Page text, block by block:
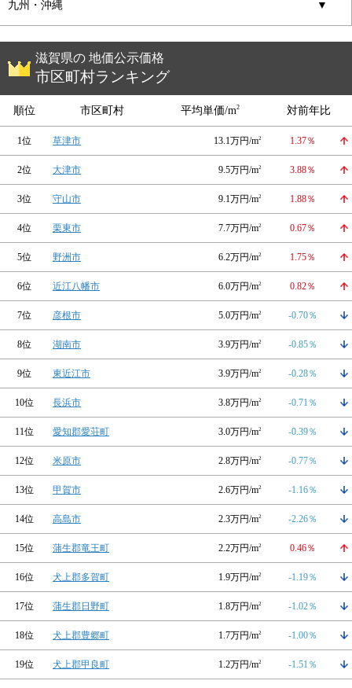
九州・沖縄 ▼
滋賀県の 地価公示価格
市区町村ランキング
順位 市区町村 平均単価/m2 対前年比
1位 草津市 13.1万円/m2 1.37％
2位 大津市 9.5万円/m2 3.88％
3位 守山市 9.1万円/m2 1.88％
4位 栗東市 7.7万円/m2 0.67％
5位 野洲市 6.2万円/m2 1.75％
6位 近江八幡市 6.0万円/m2 0.82％
7位 彦根市 5.0万円/m2 -0.70％
8位 湖南市 3.9万円/m2 -0.85％
9位 東近江市 3.9万円/m2 -0.28％
10位 長浜市 3.8万円/m2 -0.71％
11位 愛知郡愛荘町 3.0万円/m2 -0.39％
12位 米原市 2.8万円/m2 -0.77％
13位 甲賀市 2.6万円/m2 -1.16％
14位 高島市 2.3万円/m2 -2.26％
15位 蒲生郡竜王町 2.2万円/m2 0.46％
16位 犬上郡多賀町 1.9万円/m2 -1.19％
17位 蒲生郡日野町 1.8万円/m2 -1.02％
18位 犬上郡豊郷町 1.7万円/m2 -1.00％
19位 犬上郡甲良町 1.2万円/m2 -1.51％